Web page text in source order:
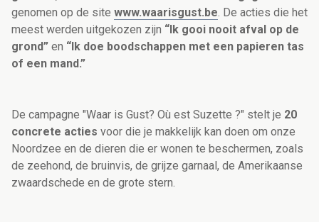
genomen op de site www.waarisgust.be. De acties die het
meest werden uitgekozen zijn “Ik gooi nooit afval op de
grond” en “Ik doe boodschappen met een papieren tas
of een mand.”
De campagne "Waar is Gust? Où est Suzette ?" stelt je 20
concrete acties voor die je makkelijk kan doen om onze
Noordzee en de dieren die er wonen te beschermen, zoals
de zeehond, de bruinvis, de grijze garnaal, de Amerikaanse
zwaardschede en de grote stern.